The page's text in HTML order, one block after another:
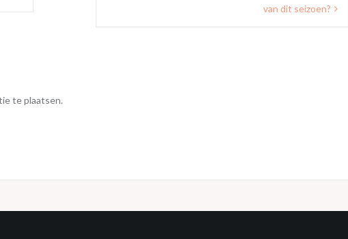
van dit seizoen?
te plaatsen.